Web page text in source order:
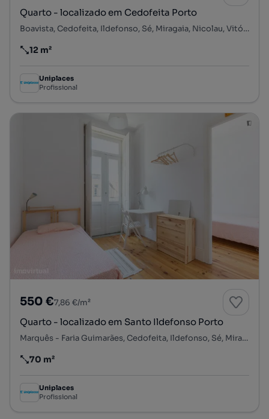
Quarto - localizado em Cedofeita Porto
Boavista, Cedofeita, Ildefonso, Sé, Miragaia, Nicolau, Vitória, Porto, Porto
Preço por metro quadrado
12 m²
Uniplaces
Profissional
550 €7,86 €/m²
Quarto - localizado em Santo Ildefonso Porto
Marquês - Faria Guimarães, Cedofeita, Ildefonso, Sé, Miragaia, Nicolau, Vitória, Porto, Porto
Preço por metro quadrado
70 m²
Uniplaces
Profissional